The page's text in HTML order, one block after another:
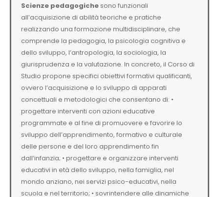
Scienze pedagogiche sono funzionali
all’acquisizione di abilità teoriche e pratiche
realizzando una formazione multidisciplinare, che
comprende la pedagogia, la psicologia cognitiva e
dello sviluppo, l’antropologia, la sociologia, la
giurisprudenza e la valutazione. In concreto, il Corso di
Studio propone specifici obiettivi formativi qualificanti,
ovvero l’acquisizione e lo sviluppo di apparati
concettuali e metodologici che consentano di: •
progettare interventi con azioni educative
programmate e al fine di promuovere e favorire lo
sviluppo dell’apprendimento, formativo e culturale
delle persone e del loro apprendimento fin
dall’infanzia; • progettare e organizzare interventi
educativi in età dello sviluppo, nella famiglia, nel
mondo anziano, nei servizi psico-educativi, nella
scuola e nel territorio; • sovrintendere alle dinamiche